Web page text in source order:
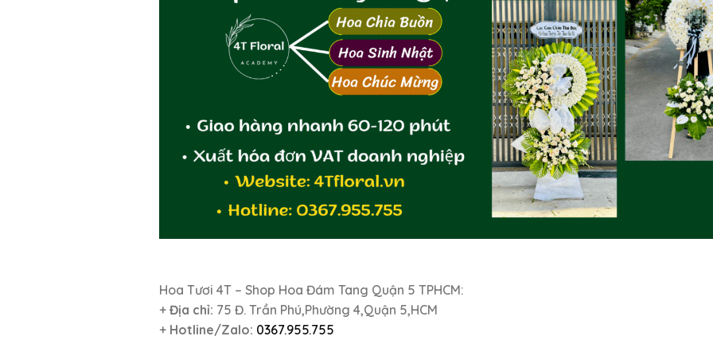
Hoa Tươi 4T – Shop Hoa Đám Tang Quận 5 TPHCM:
+ Địa chỉ: 75 Đ. Trần Phú,Phường 4,Quận 5,HCM
+ Hotline/Zalo: 0367.955.755